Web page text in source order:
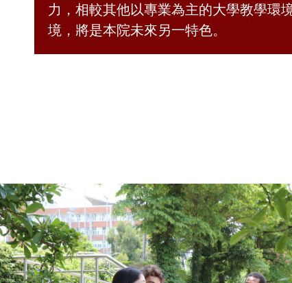
力，相較其他以專業為主的大學教學環
境，將是本院未來另一特色。